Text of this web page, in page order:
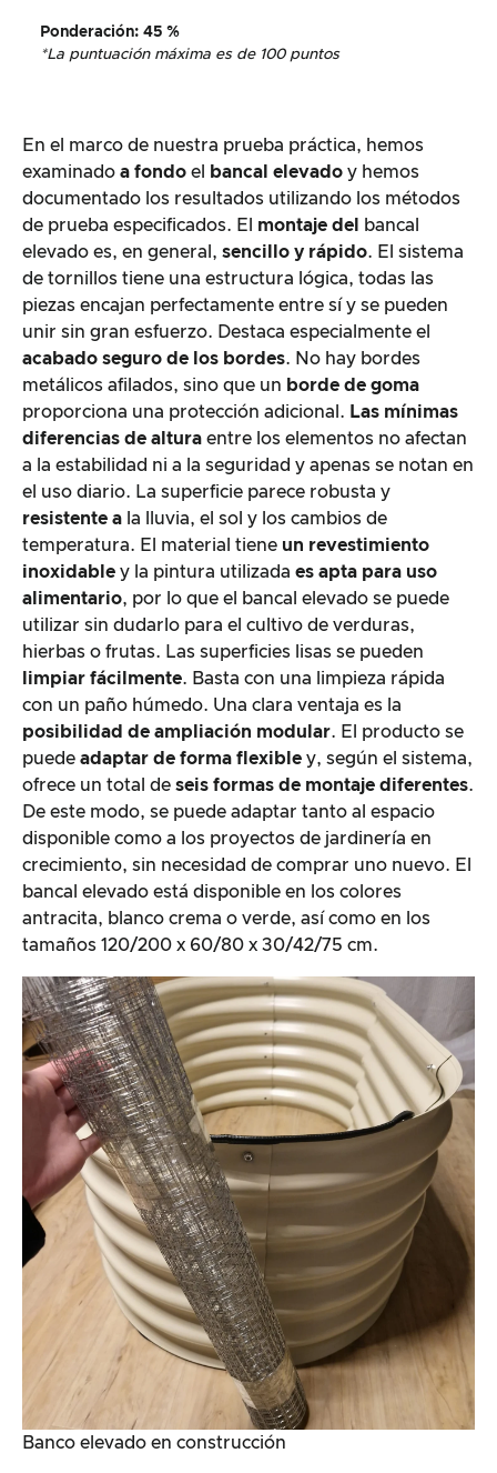
Ponderación: 45 %
*La puntuación máxima es de 100 puntos
En el marco de nuestra prueba práctica, hemos
examinado a fondo el bancal elevado y hemos
documentado los resultados utilizando los métodos
de prueba especificados. El montaje del
bancal
elevado es, en general, sencillo y rápido. El sistema
de tornillos tiene una estructura lógica, todas las
piezas encajan perfectamente entre sí y se pueden
unir sin gran esfuerzo. Destaca especialmente el
acabado seguro de los bordes. No hay bordes
metálicos afilados, sino que un borde de goma
proporciona una protección adicional. Las mínimas
diferencias de altura entre los elementos no afectan
a la estabilidad ni a la seguridad y apenas se notan en
el uso diario. La superficie parece robusta y
resistente a la lluvia, el sol y los cambios de
temperatura. El material tiene un revestimiento
inoxidable y la pintura utilizada es apta para uso
alimentario, por lo que el bancal elevado se puede
utilizar sin dudarlo para el cultivo de verduras,
hierbas o frutas. Las superficies lisas se pueden
limpiar fácilmente. Basta con una limpieza rápida
con un paño húmedo. Una clara ventaja es la
posibilidad de ampliación modular. El producto se
puede adaptar de forma flexible y, según el sistema,
ofrece un total de seis formas de montaje diferentes.
De este modo, se puede adaptar tanto al espacio
disponible como a los proyectos de jardinería en
crecimiento, sin necesidad de comprar uno nuevo. El
bancal elevado está disponible en los colores
antracita, blanco crema o verde, así como en los
tamaños 120/200 x 60/80 x 30/42/75 cm.
Banco elevado en construcción